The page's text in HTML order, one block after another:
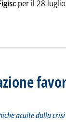
per il 28
acuite dalla crisi